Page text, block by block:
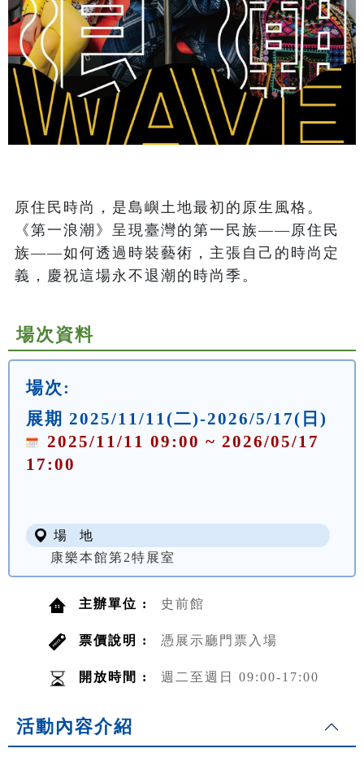
原住民時尚，是島嶼土地最初的原生風格。
《第一浪潮》呈現臺灣的第一民族——原住民
族——如何透過時裝藝術，主張自己的時尚定
義，慶祝這場永不退潮的時尚季。
場次資料
場次:
展期 2025/11/11(二)-2026/5/17(日)
2025/11/11 09:00 ~ 2026/05/17
17:00
場 地
康樂本館第2特展室
主辦單位 : 史前館
票價說明 : 憑展示廳門票入場
開放時間 : 週二至週日 09:00-17:00
活動內容介紹